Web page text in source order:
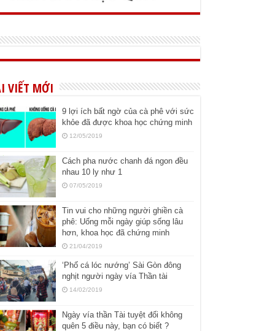
VIẾT MỚI
9 lợi ích bất ngờ của cà phê với sức
khỏe đã được khoa học chứng minh
12/05/2019
Cách pha nước chanh đá ngon đều
nhau 10 ly như 1
07/05/2019
Tin vui cho những người ghiền cà
phê: Uống mỗi ngày giúp sống lâu
hơn, khoa học đã chứng minh
21/04/2019
‘Phố cá lóc nướng’ Sài Gòn đông
nghịt người ngày vía Thần tài
14/02/2019
Ngày vía thần Tài tuyệt đối không
quên 5 điều này, bạn có biết ?